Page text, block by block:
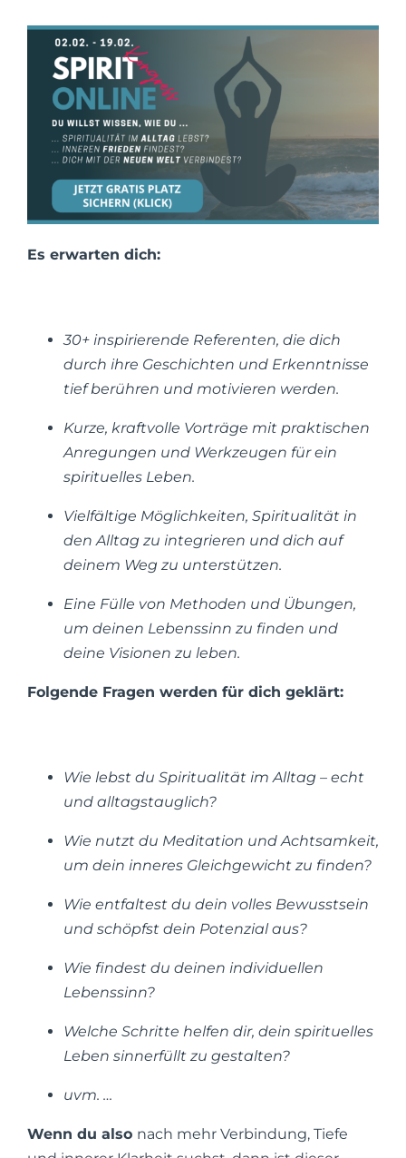
Es erwarten dich:
30+ inspirierende Referenten, die dich
durch ihre Geschichten und Erkenntnisse
tief berühren und motivieren werden.
Kurze, kraftvolle Vorträge mit praktischen
Anregungen und Werkzeugen für ein
spirituelles Leben.
Vielfältige Möglichkeiten, Spiritualität in
den Alltag zu integrieren und dich auf
deinem Weg zu unterstützen.
Eine Fülle von Methoden und Übungen,
um deinen Lebenssinn zu finden und
deine Visionen zu leben.
Folgende Fragen werden für dich geklärt:
Wie lebst du Spiritualität im Alltag – echt
und alltagstauglich?
Wie nutzt du Meditation und Achtsamkeit,
um dein inneres Gleichgewicht zu finden?
Wie entfaltest du dein volles Bewusstsein
und schöpfst dein Potenzial aus?
Wie findest du deinen individuellen
Lebenssinn?
Welche Schritte helfen dir, dein spirituelles
Leben sinnerfüllt zu gestalten?
uvm. …
Wenn du also nach mehr Verbindung, Tiefe